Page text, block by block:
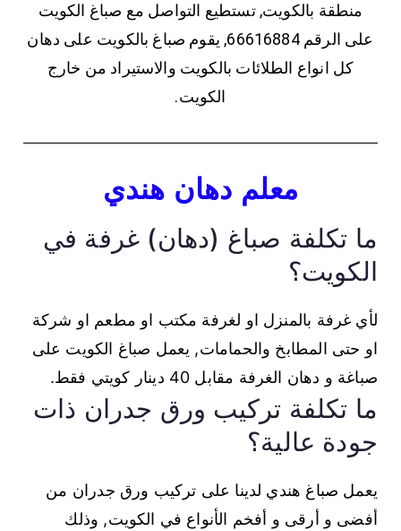
منطقة بالكويت, تستطيع التواصل مع صباغ الكويت
على الرقم 66616884, يقوم صباغ بالكويت على دهان
كل انواع الطلائات بالكويت والاستيراد من خارج
الكويت.
معلم دهان هندي
ما تكلفة صباغ (دهان) غرفة في
الكويت؟
لأي غرفة بالمنزل او لغرفة مكتب او مطعم او شركة
او حتى المطابخ والحمامات, يعمل صباغ الكويت على
صباغة و دهان الغرفة مقابل 40 دينار كويتي فقط.
ما تكلفة تركيب ورق جدران ذات
جودة عالية؟
يعمل صباغ هندي لدينا على تركيب ورق جدران من
أفضى و أرقى و أفخم الأنواع في الكويت, وذلك